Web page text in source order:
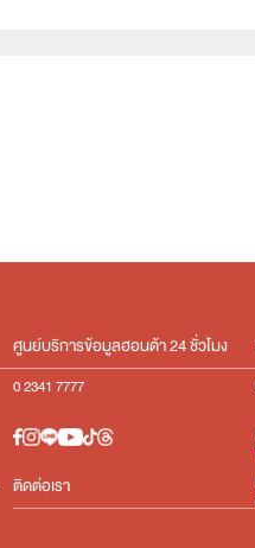
ศูนย์บริการข้อมูลฮอนด้า 24 ชั่วโมง
0 2341 7777
ติดต่อเรา